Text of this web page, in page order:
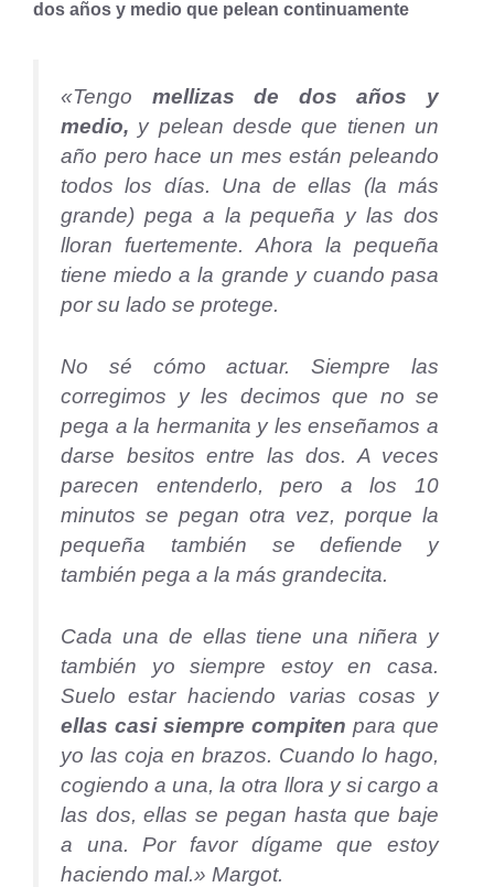
dos años y medio que pelean continuamente
«Tengo mellizas de dos años y
medio, y pelean desde que tienen un
año pero hace un mes están peleando
todos los días. Una de ellas (la más
grande) pega a la pequeña y las dos
lloran fuertemente. Ahora la pequeña
tiene miedo a la grande y cuando pasa
por su lado se protege.
No sé cómo actuar. Siempre las
corregimos y les decimos que no se
pega a la hermanita y les enseñamos a
darse besitos entre las dos. A veces
parecen entenderlo, pero a los 10
minutos se pegan otra vez, porque la
pequeña también se defiende y
también pega a la más grandecita.
Cada una de ellas tiene una niñera y
también yo siempre estoy en casa.
Suelo estar haciendo varias cosas y
ellas casi siempre compiten para que
yo las coja en brazos. Cuando lo hago,
cogiendo a una, la otra llora y si cargo a
las dos, ellas se pegan hasta que baje
a una. Por favor dígame que estoy
haciendo mal.» Margot.